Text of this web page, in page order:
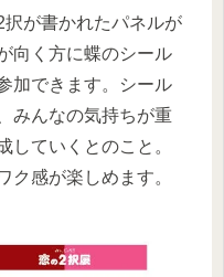
が書かれたパネルが
向く方に蝶のシール
加できます。シール
みんなの気持ちが重
していくとのこと。
ク感が楽しめます。